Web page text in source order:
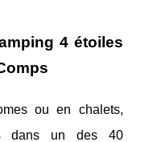
4 étoiles
ou en chalets,
dans un des 40